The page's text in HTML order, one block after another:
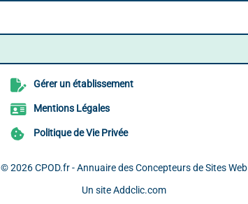
Gérer un établissement
Mentions Légales
Politique de Vie Privée
© 2026 CPOD.fr - Annuaire des Concepteurs de Sites Web
Un site Addclic.com